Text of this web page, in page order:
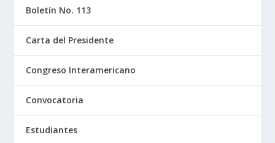
Boletín No. 113
Carta del Presidente
Congreso Interamericano
Convocatoria
Estudiantes